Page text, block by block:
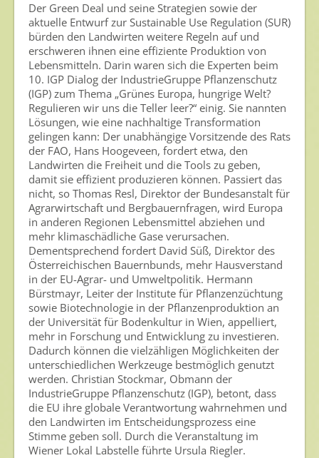
Gesunde Nahrung
Nutzen von Pflanzenschutzmitteln
Sichere Lebensmittel
Zulassung
Gesunde Menschen
Versorgungs- & Ernährungssicherheit
Gepflegtes Eigenheim
Anwenderschutz
Entsorgung von Pflanzenschutzmittel-Leergebinden
Die IGP
Zum Verband
Ansprechpersonen
Veranstaltungen & Aktionen
Presse
Pressemitteilungen
Pressebilder
Pressemappe
Der Green Deal und seine Strategien sowie der
aktuelle Entwurf zur Sustainable Use Regulation (SUR)
bürden den Landwirten weitere Regeln auf und
erschweren ihnen eine effiziente Produktion von
Lebensmitteln. Darin waren sich die Experten beim
10. IGP Dialog der IndustrieGruppe Pflanzenschutz
(IGP) zum Thema „Grünes Europa, hungrige Welt?
Regulieren wir uns die Teller leer?“ einig. Sie nannten
Lösungen, wie eine nachhaltige Transformation
gelingen kann: Der unabhängige Vorsitzende des Rats
der FAO, Hans Hoogeveen, fordert etwa, den
Landwirten die Freiheit und die Tools zu geben,
damit sie effizient produzieren können. Passiert das
nicht, so Thomas Resl, Direktor der Bundesanstalt für
Agrarwirtschaft und Bergbauernfragen, wird Europa
in anderen Regionen Lebensmittel abziehen und
mehr klimaschädliche Gase verursachen.
Dementsprechend fordert David Süß, Direktor des
Österreichischen Bauernbunds, mehr Hausverstand
in der EU-Agrar- und Umweltpolitik. Hermann
Bürstmayr, Leiter der Institute für Pflanzenzüchtung
sowie Biotechnologie in der Pflanzenproduktion an
der Universität für Bodenkultur in Wien, appelliert,
mehr in Forschung und Entwicklung zu investieren.
Dadurch können die vielzähligen Möglichkeiten der
unterschiedlichen Werkzeuge bestmöglich genutzt
werden. Christian Stockmar, Obmann der
IndustrieGruppe Pflanzenschutz (IGP), betont, dass
die EU ihre globale Verantwortung wahrnehmen und
den Landwirten im Entscheidungsprozess eine
Stimme geben soll. Durch die Veranstaltung im
Wiener Lokal Labstelle führte Ursula Riegler.